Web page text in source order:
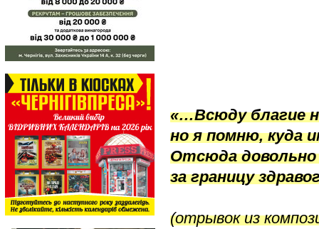
«…Всюду благие
но я помню, куда
Отсюда довольно
за границу
(отрывок из